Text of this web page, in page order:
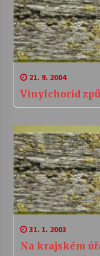
21. 9. 2004
Vinylchorid
31. 1. 2003
Na krajském